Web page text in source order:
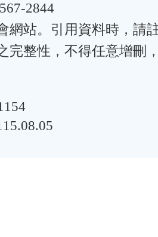
2844
網站。引用資料時，請
完整性，不得任意增刪